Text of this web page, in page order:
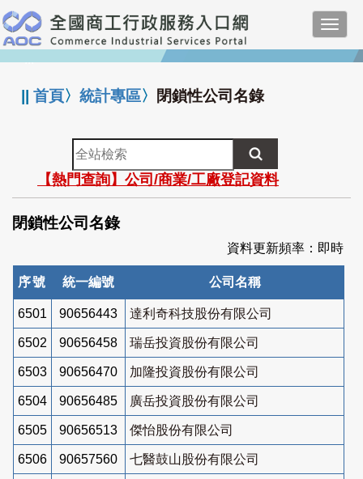
跳
到
主
要
:::
||首頁〉統計專區〉 閉鎖性公司名錄
全
站
檢
索
【熱門查詢】公司/商業/工廠登記資料
閉鎖性公司名錄
資料更新頻率：即時
序號 統一編號 公司名稱
6501 90656443 達利奇科技股份有限公司
6502 90656458 瑞岳投資股份有限公司
6503 90656470 加隆投資股份有限公司
6504 90656485 廣岳投資股份有限公司
6505 90656513 傑怡股份有限公司
6506 90657560 七醫鼓山股份有限公司